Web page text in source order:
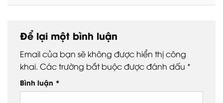
Để lại một bình luận
Email của bạn sẽ không được hiển thị công
khai. Các trường bắt buộc được đánh dấu *
Bình luận *